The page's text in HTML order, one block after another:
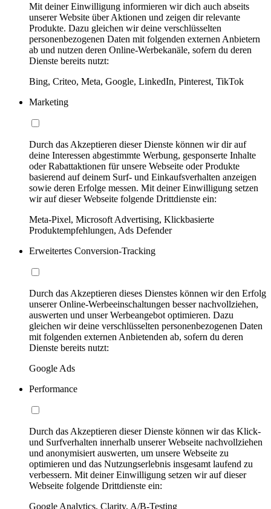
Mit deiner Einwilligung informieren wir dich auch abseits
unserer Website über Aktionen und zeigen dir relevante
Produkte. Dazu gleichen wir deine verschlüsselten
personenbezogenen Daten mit folgenden externen Anbietern
ab und nutzen deren Online-Werbekanäle, sofern du deren
Dienste bereits nutzt:
Bing, Criteo, Meta, Google, LinkedIn, Pinterest, TikTok
Marketing
Durch das Akzeptieren dieser Dienste können wir dir auf
deine Interessen abgestimmte Werbung, gesponserte Inhalte
oder Rabattaktionen für unsere Webseite oder Produkte
basierend auf deinem Surf- und Einkaufsverhalten anzeigen
sowie deren Erfolge messen. Mit deiner Einwilligung setzen
wir auf dieser Webseite folgende Drittdienste ein:
Meta-Pixel, Microsoft Advertising, Klickbasierte
Produktempfehlungen, Ads Defender
Erweitertes Conversion-Tracking
Durch das Akzeptieren dieses Dienstes können wir den Erfolg
unserer Online-Werbeeinschaltungen besser nachvollziehen,
auswerten und unser Werbeangebot optimieren. Dazu
gleichen wir deine verschlüsselten personenbezogenen Daten
mit folgenden externen Anbietenden ab, sofern du deren
Dienste bereits nutzt:
Google Ads
Performance
Durch das Akzeptieren dieser Dienste können wir das Klick-
und Surfverhalten innerhalb unserer Webseite nachvollziehen
und anonymisiert auswerten, um unsere Webseite zu
optimieren und das Nutzungserlebnis insgesamt laufend zu
verbessern. Mit deiner Einwilligung setzen wir auf dieser
Webseite folgende Drittdienste ein:
Google Analytics, Clarity, A/B-Testing